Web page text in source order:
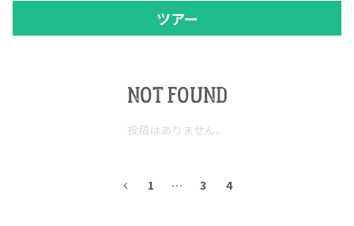
ツアー
NOT FOUND
投稿はありません。
1 … 3 4